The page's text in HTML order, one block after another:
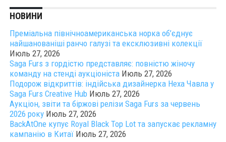
НОВИНИ
Преміальна північноамериканська норка об’єднує
найшанованіші ранчо галузі та ексклюзивні колекції
Июль 27, 2026
Saga Furs з гордістю представляє: повністю жіночу
команду на стенді аукціоніста Июль 27, 2026
Подорож відкриттів: індійська дизайнерка Неха Чавла у
Saga Furs Creative Hub Июль 27, 2026
Аукціон, звіти та біржові релізи Saga Furs за червень
2026 року Июль 27, 2026
BackAtOne купує Royal Black Top Lot та запускає рекламну
кампанію в Китаї Июль 27, 2026